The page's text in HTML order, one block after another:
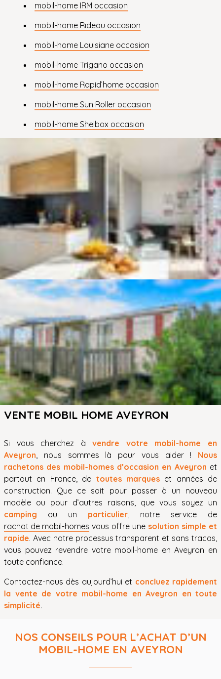
mobil-home IRM occasion
mobil-home Rideau occasion
mobil-home Louisiane occasion
mobil-home Trigano occasion
mobil-home Rapid’home occasion
mobil-home Sun Roller occasion
mobil-home Shelbox occasion
VENTE MOBIL HOME AVEYRON
Si vous cherchez àvendre votre mobil-home en
Aveyron , nous sommes là pour vous aider ! Nous
rachetons des mobil-homes d’occasion en Aveyron et
partout en France, de toutes marqueset années de
construction. Que ce soit pour passer à un nouveau
modèle ou pour d’autres raisons, que vous soyez un
camping ou un particulier , notre service de
rachat de mobil-homes vous offre une solution simple et
rapide. Avec notre processus transparent et sans tracas,
vous pouvez revendre votre mobil-home en Aveyron en
toute confiance.
Contactez-nous dès aujourd’hui et concluez rapidement
la vente de votre mobil-home en Aveyron en toute
simplicité.
NOS CONSEILS POUR L’ACHAT D’UN
MOBIL-HOME EN AVEYRON